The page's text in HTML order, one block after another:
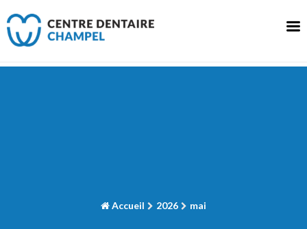
to
content
Accueil 2026 mai